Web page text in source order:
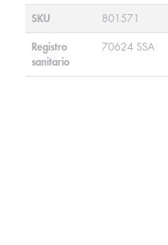
SKU 801571
Registro
sanitario
70624 SSA